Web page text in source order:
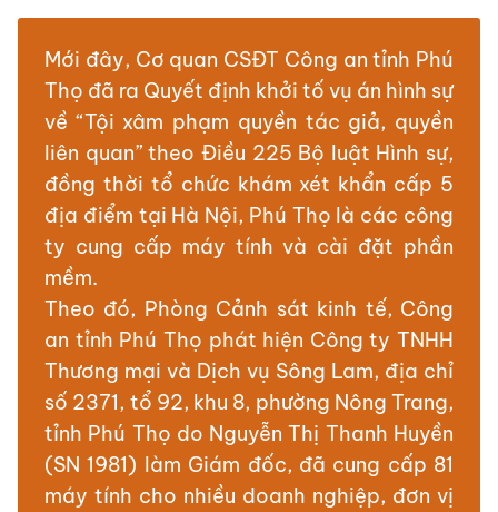
Mới đây, Cơ quan CSĐT Công an tỉnh Phú
Thọ đã ra Quyết định khởi tố vụ án hình sự
về “Tội xâm phạm quyền tác giả, quyền
liên quan” theo Điều 225 Bộ luật Hình sự,
đồng thời tổ chức khám xét khẩn cấp 5
địa điểm tại Hà Nội, Phú Thọ là các công
ty cung cấp máy tính và cài đặt phần
mềm.
Theo đó, Phòng Cảnh sát kinh tế, Công
an tỉnh Phú Thọ phát hiện Công ty TNHH
Thương mại và Dịch vụ Sông Lam, địa chỉ
số 2371, tổ 92, khu 8, phường Nông Trang,
tỉnh Phú Thọ do Nguyễn Thị Thanh Huyền
(SN 1981) làm Giám đốc, đã cung cấp 81
máy tính cho nhiều doanh nghiệp, đơn vị